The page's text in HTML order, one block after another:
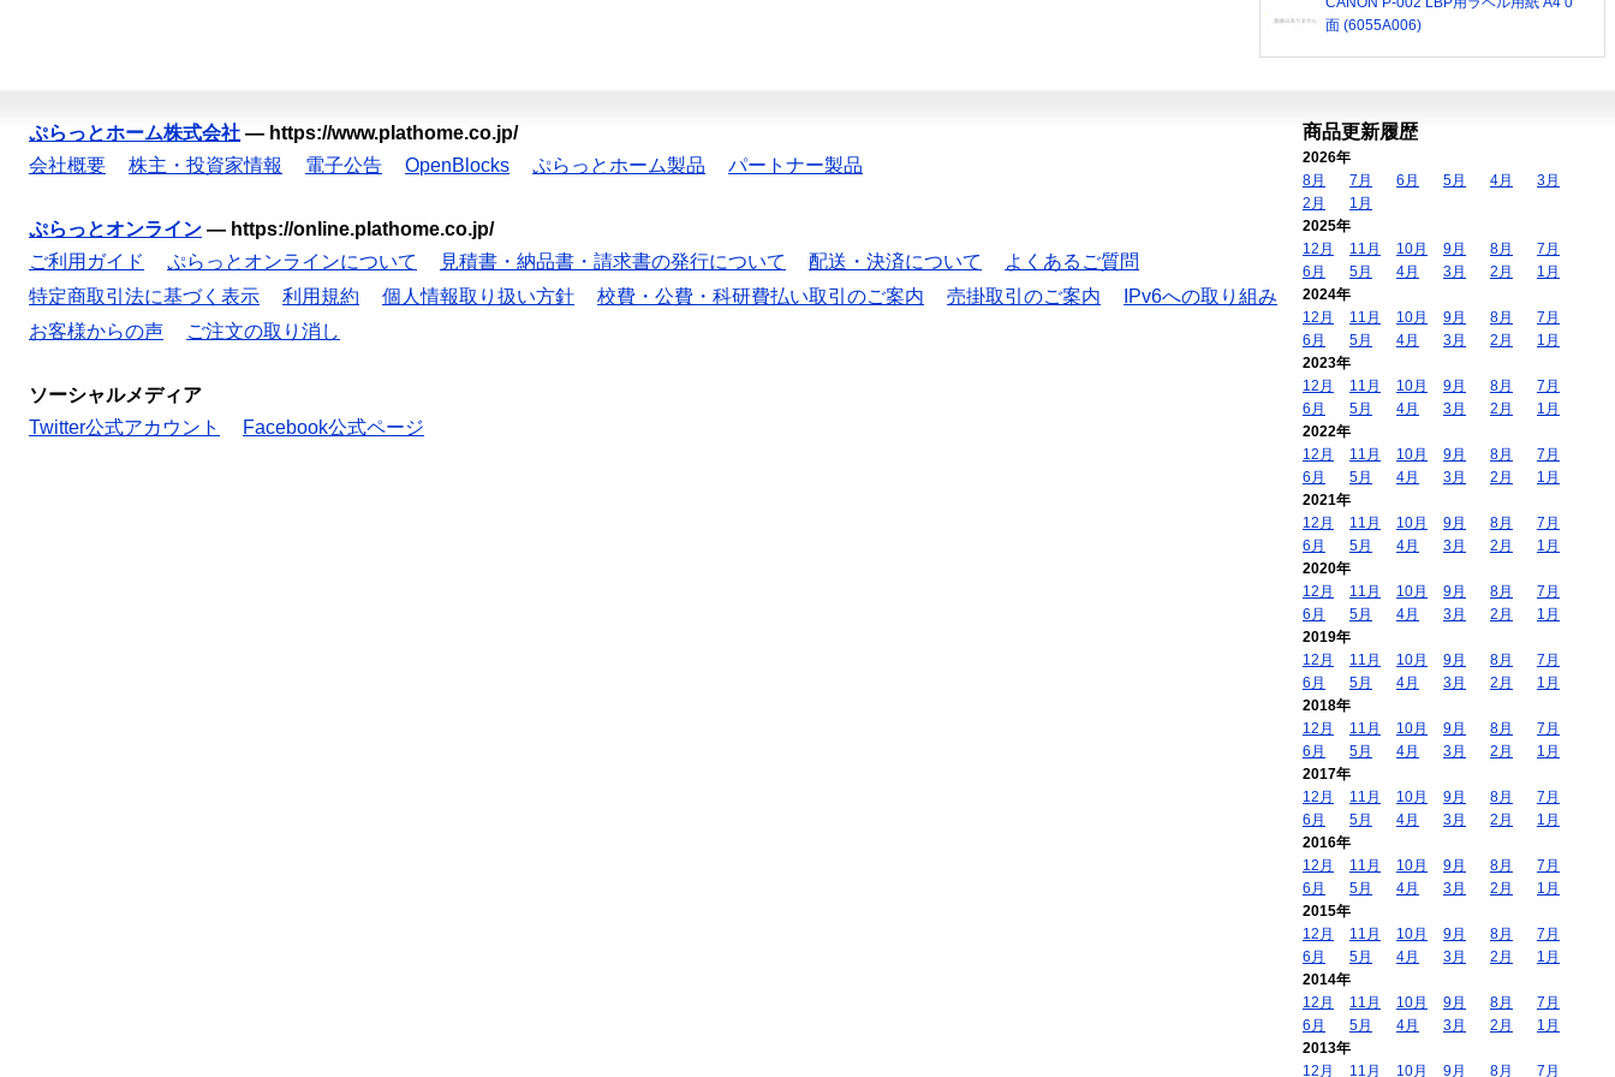
面 (6055A006)
ぷらっとホーム株式会社 — https://www.plathome.co.jp/
会社概要
株主・投資家情報 電子公告 OpenBlocks ぷらっとホーム製品 パートナー製品
ぷらっとオンライン — https://online.plathome.co.jp/
ご利用ガイド
ぷらっとオンラインについて 見積書・納品書・請求書の発行について 配送・決済について
よくあるご質問
特定商取引法に基づく表示
利用規約 個人情報取り扱い方針 校費・公費・科研費払い取引のご案内 売掛取引のご案内
IPv6への取り組み
お客様からの声
ご注文の取り消し
ソーシャルメディア
Twitter公式アカウント
Facebook公式ページ
商品更新履歴
2026年
8月
7月 6月 5月 4月
3月
2月
1月
2025年
12月
11月 10月 9月 8月
7月
6月
5月 4月 3月 2月
1月
2024年
12月
11月 10月 9月 8月
7月
6月
5月 4月 3月 2月
1月
2023年
12月
11月 10月 9月 8月
7月
6月
5月 4月 3月 2月
1月
2022年
12月
11月 10月 9月 8月
7月
6月
5月 4月 3月 2月
1月
2021年
12月
11月 10月 9月 8月
7月
6月
5月 4月 3月 2月
1月
2020年
12月
11月 10月 9月 8月
7月
6月
5月 4月 3月 2月
1月
2019年
12月
11月 10月 9月 8月
7月
6月
5月 4月 3月 2月
1月
2018年
12月
11月 10月 9月 8月
7月
6月
5月 4月 3月 2月
1月
2017年
12月
11月 10月 9月 8月
7月
6月
5月 4月 3月 2月
1月
2016年
12月
11月 10月 9月 8月
7月
6月
5月 4月 3月 2月
1月
2015年
12月
11月 10月 9月 8月
7月
6月
5月 4月 3月 2月
1月
2014年
12月
11月 10月 9月 8月
7月
6月
5月 4月 3月 2月
1月
2013年
12月
11月 10月 9月 8月 7月